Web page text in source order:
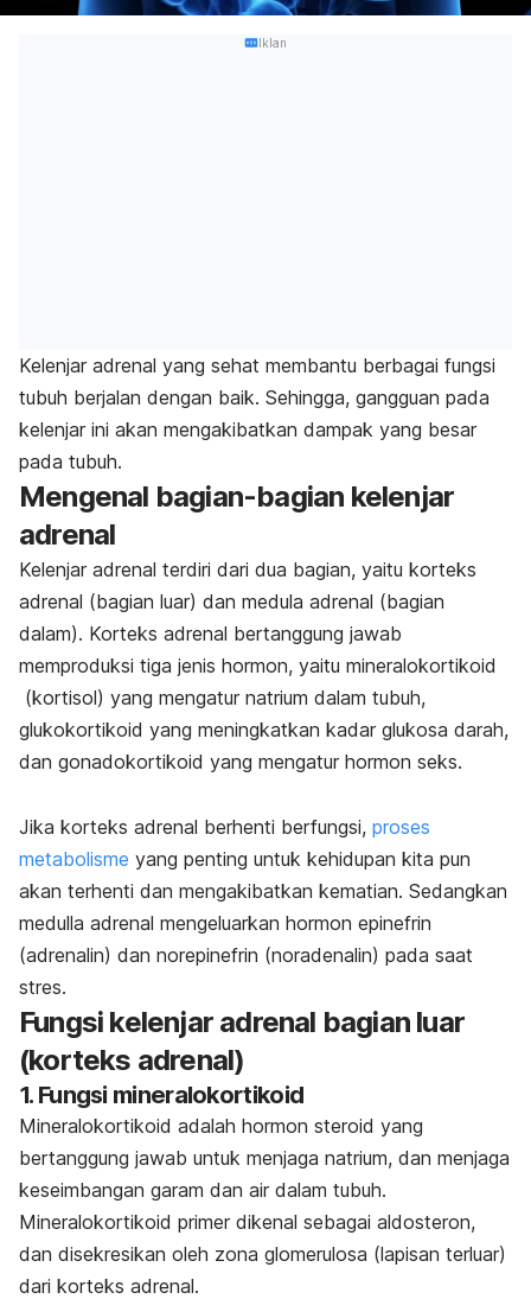
Iklan
Kelenjar adrenal yang sehat membantu berbagai fungsi
tubuh berjalan dengan baik. Sehingga, gangguan pada
kelenjar ini akan mengakibatkan dampak yang besar
pada tubuh.
Mengenal bagian-bagian kelenjar
adrenal
Kelenjar adrenal terdiri dari dua bagian, yaitu korteks
adrenal (bagian luar) dan medula adrenal (bagian
dalam). Korteks adrenal bertanggung jawab
memproduksi tiga jenis hormon, yaitu mineralokortikoid
(kortisol) yang mengatur natrium dalam tubuh,
glukokortikoid yang meningkatkan kadar glukosa darah,
dan gonadokortikoid yang mengatur hormon seks.
Jika korteks adrenal berhenti berfungsi, proses
metabolisme yang penting untuk kehidupan kita pun
akan terhenti dan mengakibatkan kematian. Sedangkan
medulla adrenal mengeluarkan hormon epinefrin
(adrenalin) dan norepinefrin (noradenalin) pada saat
stres.
Fungsi kelenjar adrenal bagian luar
(korteks adrenal)
1. Fungsi mineralokortikoid
Mineralokortikoid adalah hormon steroid yang
bertanggung jawab untuk menjaga natrium, dan menjaga
keseimbangan garam dan air dalam tubuh.
Mineralokortikoid primer dikenal sebagai aldosteron,
dan disekresikan oleh zona glomerulosa (lapisan terluar)
dari korteks adrenal.